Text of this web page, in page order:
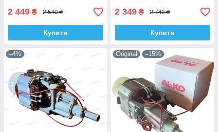
2 449 ₴ 2 549 ₴
Купити
2 349 ₴ 2 749 ₴
Купити
–4% Original –15%